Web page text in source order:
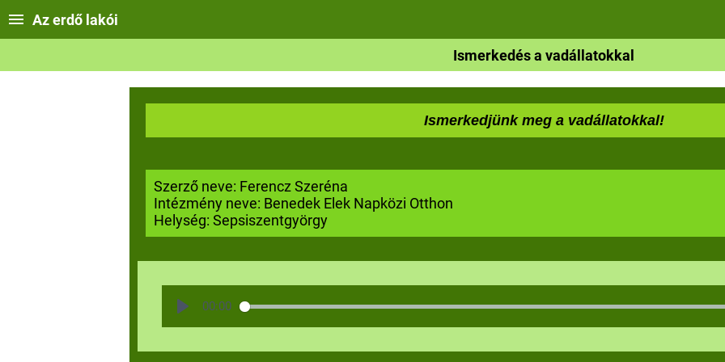
Az erdő lakói
Ismerkedés a vadállatokkal
Ismerkedjünk meg a vadállatokkal!
Szerző neve: Ferencz Szeréna
Intézmény neve: Benedek Elek Napközi Otthon
Helység: Sepsiszentgyörgy
00:00